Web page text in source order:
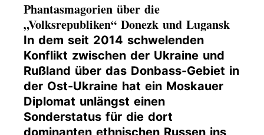
Phantasmagorien über die
„Volksrepubliken“ Donezk und Lugansk
In dem seit 2014 schwelenden
Konflikt zwischen der Ukraine und
Rußland über das Donbass-Gebiet in
der Ost-Ukraine hat ein Moskauer
Diplomat unlängst einen
Sonderstatus für die dort